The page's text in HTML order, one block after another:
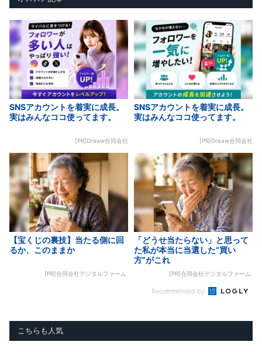
SNSアカウントを着実に成長。
実はみんなココ使ってます。
[PR]Dreaw合同会社
SNSアカウントを着実に成長。
実はみんなココ使ってます。
[PR]Dreaw合同会社
【宝くじの裏技】当たる側に回
るか、このままか
[PR]合同会社デジタルファーム
「どうせ当たらない」と思って
た私が本当に当選した“買い
方”がこれ
[PR]合同会社デジタルファーム
Recommended by
こちらも人気